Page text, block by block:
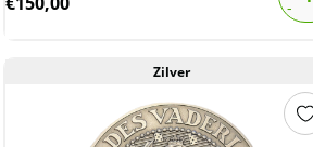
Zilver